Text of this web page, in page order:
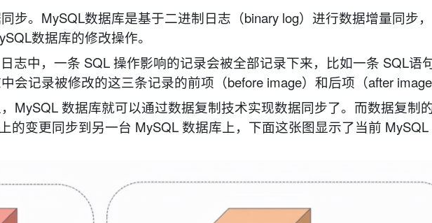
步。MySQL数据库是基于二进制日志（binary log）进行数据增量同步
数据库的修改操作。
志中，一条 SQL 操作影响的记录会被全部记录下来，比如一条 SQL语
会记录被修改的这三条记录的前项（before image）和后项（after
MySQL 数据库就可以通过数据复制技术实现数据同步了。而数据复制
的变更同步到另一台 MySQL 数据库上，下面这张图显示了当前